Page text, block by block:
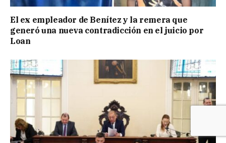
El ex empleador de Benítez y la remera que
generó una nueva contradicción en el juicio por
Loan